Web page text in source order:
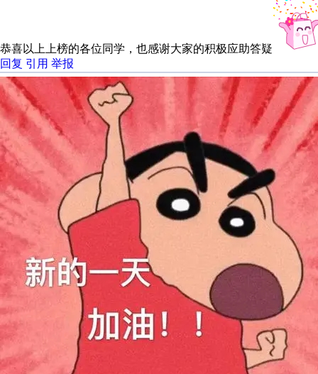
恭喜以上上榜的各位同学，也感谢大家的积极应助答疑
回复 引用 举报